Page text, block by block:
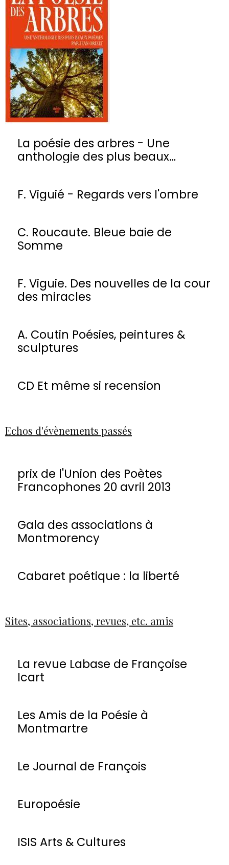
La poésie des arbres - Une
anthologie des plus beaux
F. Viguié - Regards vers l'ombre
C. Roucaute. Bleue baie de
Somme
F. Viguie. Des nouvelles de la cour
des miracles
A. Coutin Poésies, peintures &
sculptures
CD Et même si recension
Echos d'évènements passés
prix de l'Union des Poètes
Francophones 20 avril 2013
Gala des associations à
Montmorency
Cabaret poétique : la liberté
Sites, associations, revues, etc. amis
La revue Labase de Françoise
Icart
Les Amis de la Poésie à
Montmartre
Le Journal de François
Europoésie
ISIS Arts & Cultures